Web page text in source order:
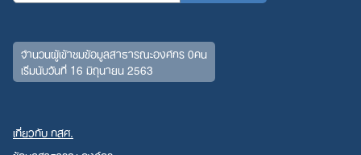
จำนวนผู้เข้าชมข้อมูลสาธารณะองค์กร 0คน
เริ่มนับวันที่ 16 มิถุนายน 2563
เกี่ยวกับ กสศ.